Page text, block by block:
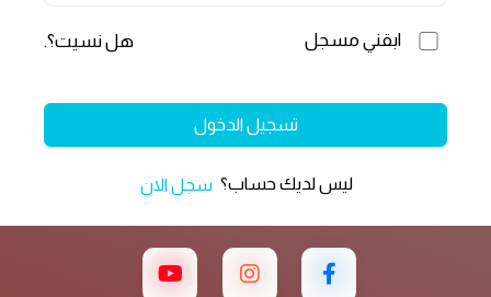
ابقني مسجل هل نسيت؟.
تسجيل الدخول
ليس لديك حساب؟ سجل الان